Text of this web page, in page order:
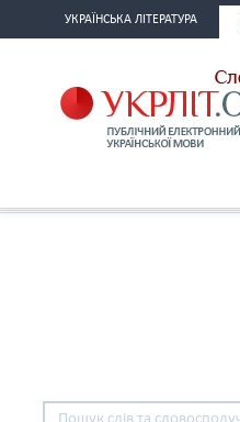
УКРАЇНСЬКА ЛІТЕРАТУРА